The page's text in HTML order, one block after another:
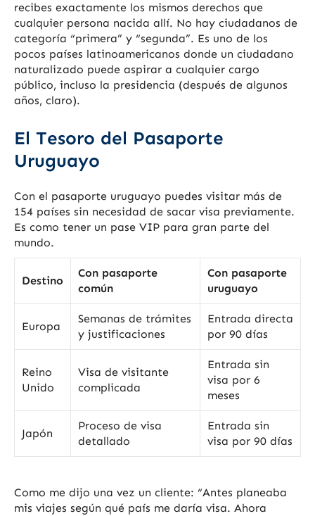
recibes exactamente los mismos derechos que
cualquier persona nacida allí. No hay ciudadanos de
categoría “primera” y “segunda”. Es uno de los
pocos países latinoamericanos donde un ciudadano
naturalizado puede aspirar a cualquier cargo
público, incluso la presidencia (después de algunos
años, claro).
El Tesoro del Pasaporte
Uruguayo
Con el pasaporte uruguayo puedes visitar más de
154 países sin necesidad de sacar visa previamente.
Es como tener un pase VIP para gran parte del
mundo.
Destino
Con pasaporte
común
Con pasaporte
uruguayo
Europa
Semanas de trámites
y justificaciones
Entrada directa
por 90 días
Reino
Unido
Visa de visitante
complicada
Entrada sin
visa por 6
meses
Japón
Proceso de visa
detallado
Entrada sin
visa por 90 días
Como me dijo una vez un cliente: “Antes planeaba
mis viajes según qué país me daría visa. Ahora